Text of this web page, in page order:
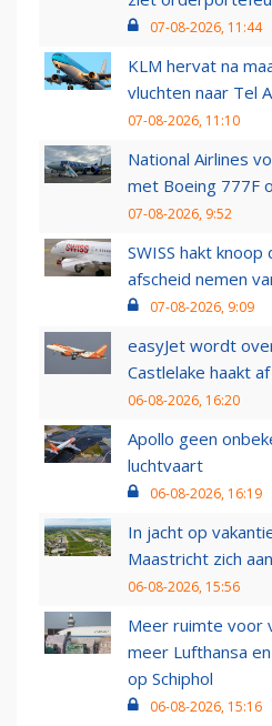
07-08-2026, 11:44
KLM hervat na
vluchten naar Tel
07-08-2026, 11:10
National Airlines
met Boeing 777F
07-08-2026, 9:52
SWISS hakt
afscheid nemen
07-08-2026, 9:09
easyJet wordt
Castlelake haakt af
06-08-2026, 16:20
Apollo geen
luchtvaart
06-08-2026, 16:19
In jacht op
Maastricht zich
06-08-2026, 15:56
Meer ruimte voor
meer Lufthansa
op Schiphol
06-08-2026, 15:16